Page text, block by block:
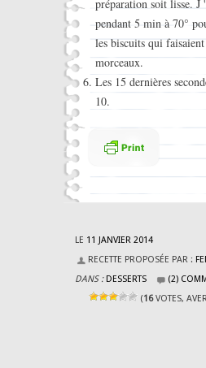
préparation soit lisse.
pendant 5 min à 70°
les biscuits qui faisaient
morceaux.
Les 15 dernières
10.
LE 11 JANVIER 2014
RECETTE PROPOSÉE PAR :
DANS : DESSERTS
(2)
(16VOTES,